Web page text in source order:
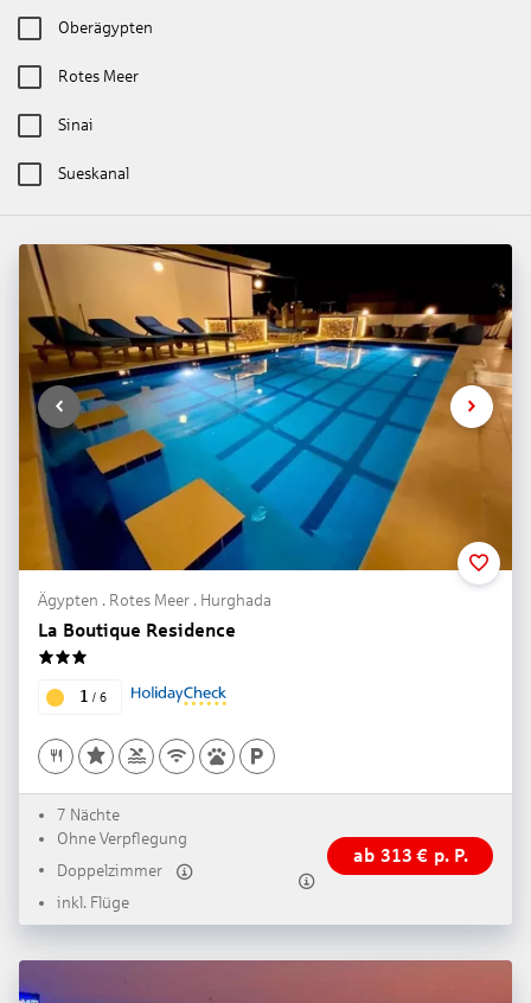
Oberägypten
Rotes Meer
Sinai
Sueskanal
Ägypten . Rotes Meer . Hurghada
La Boutique Residence
1 / 6
7 Nächte
Ohne Verpflegung
Doppelzimmer
inkl. Flüge
ab 313 € p. P.